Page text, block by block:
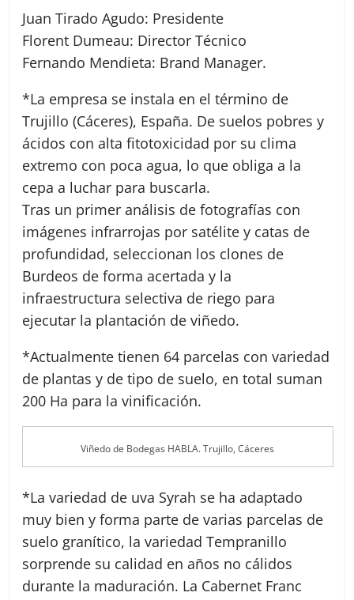
Juan Tirado Agudo: Presidente
Florent Dumeau: Director Técnico
Fernando Mendieta: Brand Manager.
*La empresa se instala en el término de
Trujillo (Cáceres), España. De suelos pobres y
ácidos con alta fitotoxicidad por su clima
extremo con poca agua, lo que obliga a la
cepa a luchar para buscarla.
Tras un primer análisis de fotografías con
imágenes infrarrojas por satélite y catas de
profundidad, seleccionan los clones de
Burdeos de forma acertada y la
infraestructura selectiva de riego para
ejecutar la plantación de viñedo.
*Actualmente tienen 64 parcelas con variedad
de plantas y de tipo de suelo, en total suman
200 Ha para la vinificación.
Viñedo de Bodegas HABLA. Trujillo, Cáceres
*La variedad de uva Syrah se ha adaptado
muy bien y forma parte de varias parcelas de
suelo granítico, la variedad Tempranillo
sorprende su calidad en años no cálidos
durante la maduración. La Cabernet Franc